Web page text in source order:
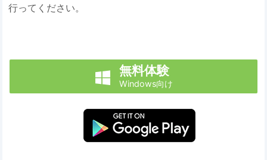
行ってください。
 無料体験
Windows向け